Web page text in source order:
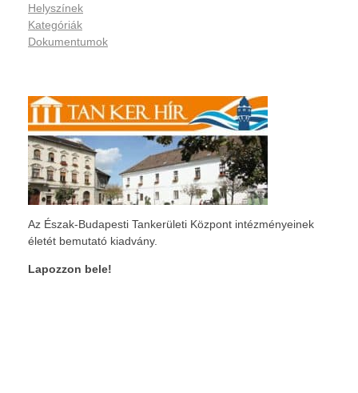
Helyszínek
Kategóriák
Dokumentumok
Az Észak-Budapesti Tankerületi Központ intézményeinek
életét bemutató kiadvány.
Lapozzon bele!